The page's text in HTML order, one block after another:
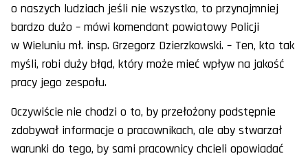
o naszych ludziach jeśli nie wszystko, to przynajmniej
bardzo dużo – mówi komendant powiatowy Policji
w Wieluniu mł. insp. Grzegorz Dzierzkowski. – Ten, kto tak
myśli, robi duży błąd, który może mieć wpływ na jakość
pracy jego zespołu.
Oczywiście nie chodzi o to, by przełożony podstępnie
zdobywał informacje o pracownikach, ale aby stwarzał
warunki do tego, by sami pracownicy chcieli opowiadać